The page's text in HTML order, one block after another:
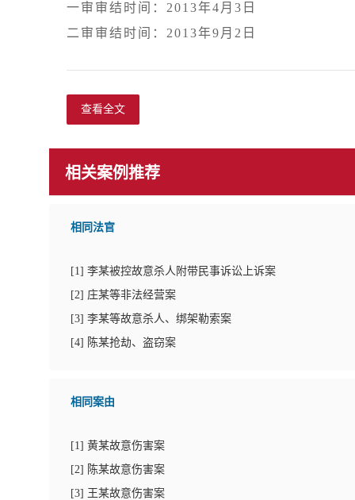
一审审结时间：2013年4月3日
查看全文
相关案例推荐
相同法官
[1] 李某被控故意杀人附带民事诉讼上诉案
[2] 庄某等非法经营案
[3] 李某等故意杀人、绑架勒索案
[4] 陈某抢劫、盗窃案
相同案由
[1] 黄某故意伤害案
[2] 陈某故意伤害案
[3] 王某故意伤害案